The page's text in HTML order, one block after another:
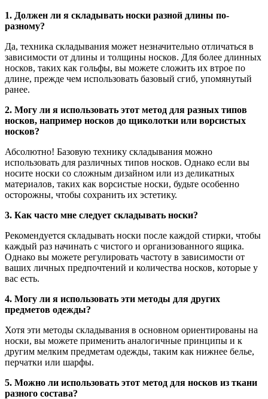
1. Должен ли я складывать носки разной длины по-
разному?
Да, техника складывания может незначительно отличаться в
зависимости от длины и толщины носков. Для более длинных
носков, таких как гольфы, вы можете сложить их втрое по
длине, прежде чем использовать базовый сгиб, упомянутый
ранее.
2. Могу ли я использовать этот метод для разных типов
носков, например носков до щиколотки или ворсистых
носков?
Абсолютно! Базовую технику складывания можно
использовать для различных типов носков. Однако если вы
носите носки со сложным дизайном или из деликатных
материалов, таких как ворсистые носки, будьте особенно
осторожны, чтобы сохранить их эстетику.
3. Как часто мне следует складывать носки?
Рекомендуется складывать носки после каждой стирки, чтобы
каждый раз начинать с чистого и организованного ящика.
Однако вы можете регулировать частоту в зависимости от
ваших личных предпочтений и количества носков, которые у
вас есть.
4. Могу ли я использовать эти методы для других
предметов одежды?
Хотя эти методы складывания в основном ориентированы на
носки, вы можете применить аналогичные принципы и к
другим мелким предметам одежды, таким как нижнее белье,
перчатки или шарфы.
5. Можно ли использовать этот метод для носков из ткани
разного состава?